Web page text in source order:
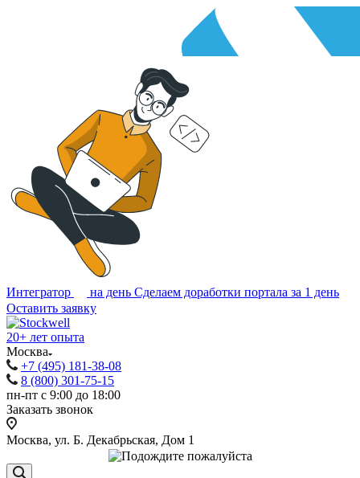
Интегратор на день Сделаем доработки портала за 1 день
Оставить заявку
20+ лет опыта
Москва
+7 (495) 181-38-08
8 (800) 301-75-15
пн-пт с 9:00 до 18:00
Заказать звонок
Москва, ул. Б. Декабрьская, Дом 1